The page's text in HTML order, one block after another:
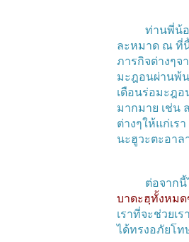
ท่านพี่น้อง
ละหมาด ณที่
ภารกิจต่างๆ
มะฎอนผ่านพ้
เดือนร่อมะฎอ
มากมาย เช่น
ต่างๆให้แก่เรา
นะฮูวะตะอา
ต่อจากนี้
บาดะฮฺทั้งหมด
เราที่จะช่วยเ
ได้ทรงอภัยโท